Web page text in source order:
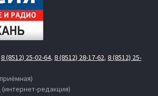
8 (8512) 25-02-64, 8 (8512) 28-17-62, 8 (8512) 25-
(интернет-редакция)